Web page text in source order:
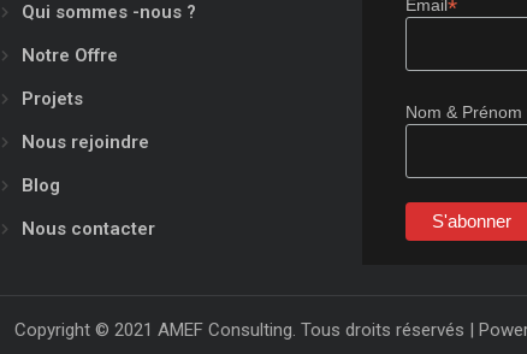
Qui sommes -nous ?
Notre Offre
Projets
Nous rejoindre
Blog
Nous contacter
Email*
Nom & Prénom
Copyright © 2021 AMEF Consulting. Tous droits réservés |